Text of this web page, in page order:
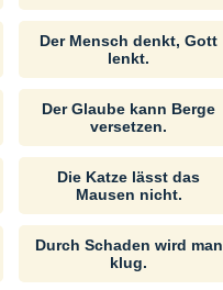
Der Mensch denkt, Gott
lenkt.
Der Glaube kann Berge
versetzen.
Die Katze lässt das
Mausen nicht.
Durch Schaden wird man
klug.